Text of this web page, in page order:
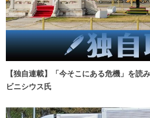
【独自連載】「今そこにある危機」を
ビニシウス氏